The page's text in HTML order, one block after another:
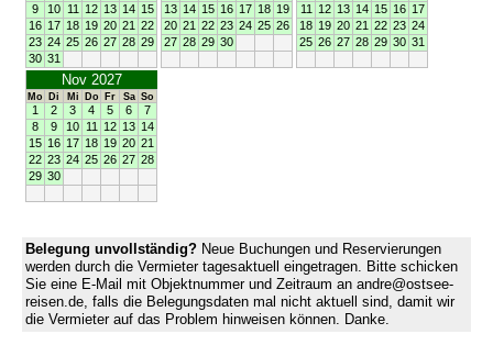
9
10 11 12 13 14 15
16 17 18 19 20 21 22
23 24 25 26 27 28 29
30 31
13 14 15 16 17 18 19
20 21 22 23 24 25 26
27 28 29 30
11
12 13 14 15 16 17
18 19 20 21 22 23 24
25 26 27 28 29 30 31
Nov 2027
Mo Di Mi Do Fr Sa So
1 2 3 4 5 6
7
8
9 10 11 12 13 14
15 16 17 18 19 20 21
22 23 24 25 26 27 28
29 30
Belegung unvollständig? Neue Buchungen und Reservierungen
werden durch die Vermieter tagesaktuell eingetragen. Bitte schicken
Sie eine E-Mail mit Objektnummer und Zeitraum an andre@ostsee-
reisen.de, falls die Belegungsdaten mal nicht aktuell sind, damit wir
die Vermieter auf das Problem hinweisen können. Danke.